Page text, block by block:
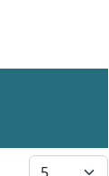
Εμφάνιση #